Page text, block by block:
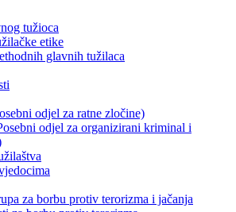
tužioca
etike
glavnih tužilaca
odjel za ratne zločine)
odjel za organizirani kriminal i
za borbu protiv terorizma i jačanja